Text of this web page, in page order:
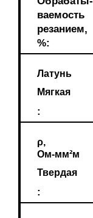
ваемость
резанием,
%:
Латунь
Мягкая
:
ρ,
Ом-мм²м
Твердая
: